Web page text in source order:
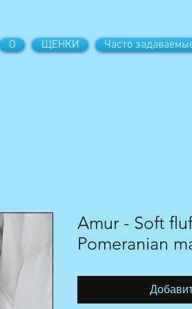
О ЩЕНКИ Часто
Amur - Soft
Pomeranian